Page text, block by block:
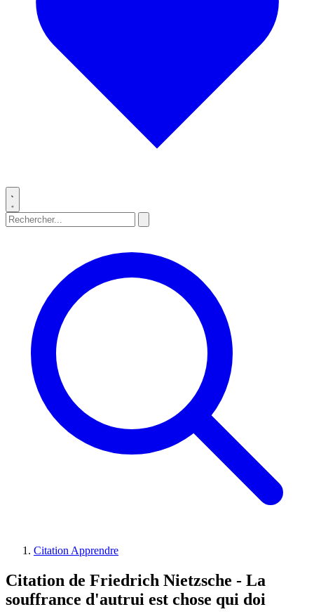
Citation Apprendre
Citation de Friedrich Nietzsche - La
souffrance d'autrui est chose qui doi